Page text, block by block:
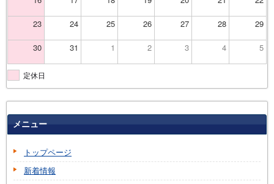
23 24 25 26 27 28 29
30 31 1 2 3 4 5
定休日
メニュー
トップページ
新着情報